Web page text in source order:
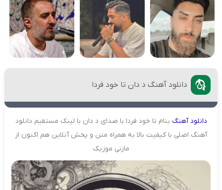
دانلود آهنگ د دان تا خود فردا
دانلودآهنگ بنام تا خود فردا با صدای د دان با لینک مستقیم دانلود
آهنگ اصلی با کیفیت بالا به همراه متن و پخش آنلاین هم اکنون از
مازنی موزیک